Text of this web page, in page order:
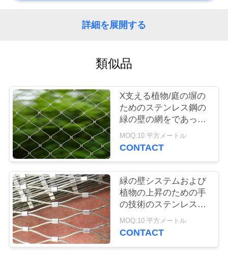
質
管
理
私
達
に
連
絡
詳細を展開する
類似品
X支える植物/庭の塀の
ためのステンレス鋼の
緑の壁の網をであって
下さい
MOQ:10 平方メートル
CONTACT
緑の壁システムおよび
植物の上昇のための手
の技術のステンレス鋼
ロープの網の塀
MOQ:10 平方メートル
CONTACT